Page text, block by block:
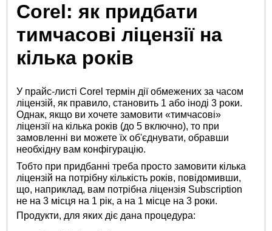
Corel: як придбати
тимчасові ліцензії на
кілька років
У прайс-листі Corel термін дії обмежених за часом
ліцензій, як правило, становить 1 або іноді 3 роки.
Однак, якщо ви хочете замовити «тимчасові»
ліцензії на кілька років (до 5 включно), то при
замовленні ви можете їх об'єднувати, обравши
необхідну вам конфігурацію.
Тобто при придбанні треба просто замовити кілька
ліцензій на потрібну кількість років, повідомивши,
що, наприклад, вам потрібна ліцензія Subscription
не на 3 місця на 1 рік, а на 1 місце на 3 роки.
Продукти, для яких діє дана процедура: